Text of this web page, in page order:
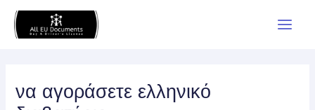
Skip
να αγοράσετε ελληνικό